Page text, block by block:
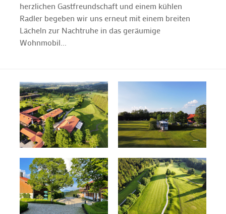
herzlichen Gastfreundschaft und einem kühlen
Radler begeben wir uns erneut mit einem breiten
Lächeln zur Nachtruhe in das geräumige
Wohnmobil...